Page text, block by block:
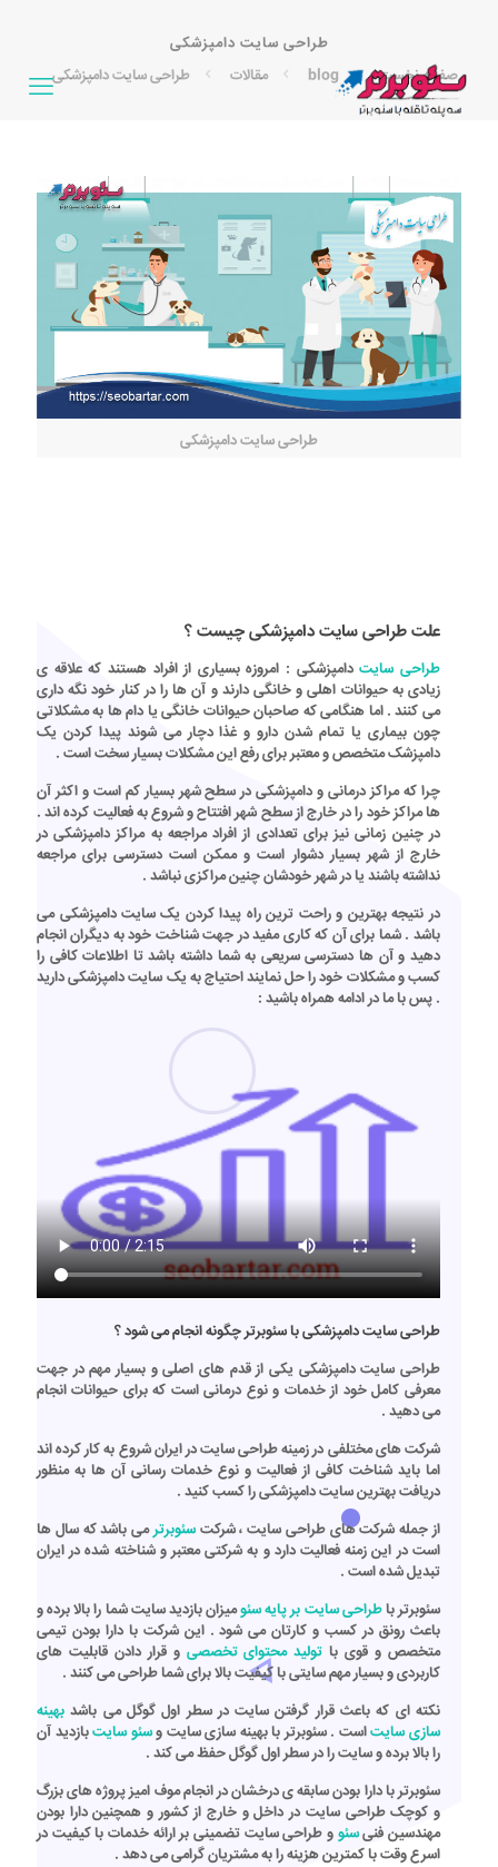
طراحی سایت دامپزشکی
صفحه نخست
blog مقالات طراحی سایت دامپزشکی
طراحی سایت دامپزشکی
علت طراحی سایت دامپزشکی چیست ؟
طراحی سایتدامپزشکی : امروزه بسیاری از افراد هستند که علاقه ی
زیادی به حیوانات اهلی و خانگی دارند و آن ها را در کنار خود نگه داری
می کنند . اما هنگامی که صاحبان حیوانات خانگی یا دام ها به مشکلاتی
چون بیماری یا تمام شدن دارو و غذا دچار می شوند پیدا کردن یک
دامپزشک متخصص و معتبر برای رفع این مشکلات بسیار سخت است .
چرا که مراکز درمانی و دامپزشکی در سطح شهر بسیار کم است و اکثر آن
ها مراکز خود را در خارج از سطح شهر افتتاح و شروع به فعالیت کرده اند .
در چنین زمانی نیز برای تعدادی از افراد مراجعه به مراکز دامپزشکی در
خارج از شهر بسیار دشوار است و ممکن است دسترسی برای مراجعه
نداشته باشند یا در شهر خودشان چنین مراکزی نباشد .
در نتیجه بهترین و راحت ترین راه پیدا کردن یک سایت دامپزشکی می
باشد . شما برای آن که کاری مفید در جهت شناخت خود به دیگران انجام
دهید و آن ها دسترسی سریعی به شما داشته باشد تا اطلاعات کافی را
کسب و مشکلات خود را حل نمایند احتیاج به یک سایت دامپزشکیدارید
. پس با ما در ادامه همراه باشید :
طراحی سایت دامپزشکی با سئوبرتر چگونه انجام می شود ؟
طراحی سایت دامپزشکی یکی از قدم های اصلی و بسیار مهم در جهت
معرفی کامل خود از خدمات و نوع درمانی است که برای حیوانات انجام
می دهید .
شرکت های مختلفی در زمینهطراحی سایتدر ایران شروع به کار کرده اند
اما باید شناخت کافی از فعالیت و نوع خدمات رسانی آن ها به منظور
دریافت بهترینسایت دامپزشکیرا کسب کنید .
از جمله شرکت هایطراحی سایت، شرکتسئوبرتر می باشد که سال ها
است در این زمنه فعالیت دارد و به شرکتی معتبر و شناخته شده در ایران
تبدیل شده است .
سئوبرتر باطراحی سایت بر پایه سئومیزان بازدید سایت شما را بالا برده و
باعث رونق در کسب و کارتان می شود . این شرکت با دارا بودن تیمی
متخصص و قوی با تولید محتوای تخصصی و قرار دادن قابلیت های
کاربردی و بسیار مهم سایتی با کیفیت بالا برای شما طراحی می کنند .
نکته ای که باعث قرار گرفتن سایت در سطر اول گوگل می باشد بهینه
سازی سایتاست .سئوبرتر بابهینه سازی سایت وسئو سایتبازدید آن
را بالا برده و سایت را در سطر اول گوگل حفظ می کند .
سئوبرتر با دارا بودن سابقه ی درخشان در انجام موف امیز پروژه های بزرگ
و کوچکطراحی سایت در داخل و خارج از کشور و همچنین دارا بودن
مهندسین فنیسئو و طراحی سایت تضمینی بر ارائه خدمات با کیفیت در
اسرع وقت با کمترین هزینه را به مشتریان گرامی می دهد .